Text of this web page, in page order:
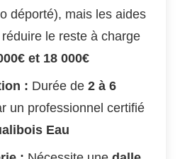
déporté), mais les aides
le reste à charge
et 18 000€
: Durée de 2 à 6
un professionnel certifié
Eau